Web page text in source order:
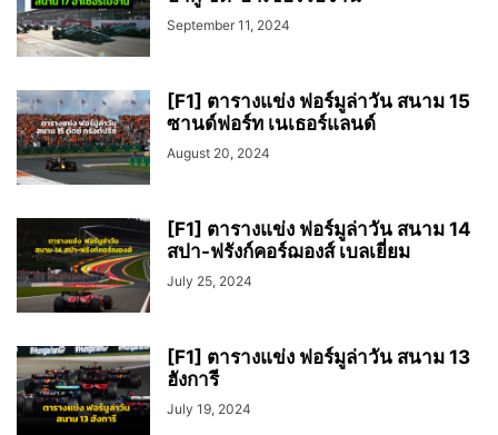
September 11, 2024
[F1] ตารางแข่ง ฟอร์มูล่าวัน สนาม 15
ซานด์ฟอร์ท เนเธอร์แลนด์
August 20, 2024
[F1] ตารางแข่ง ฟอร์มูล่าวัน สนาม 14
สปา-ฟรังก์คอร์ฌองส์ เบลเยี่ยม
July 25, 2024
[F1] ตารางแข่ง ฟอร์มูล่าวัน สนาม 13
ฮังการี
July 19, 2024